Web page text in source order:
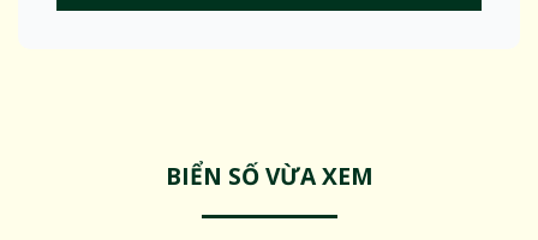
BIỂN SỐ VỪA XEM